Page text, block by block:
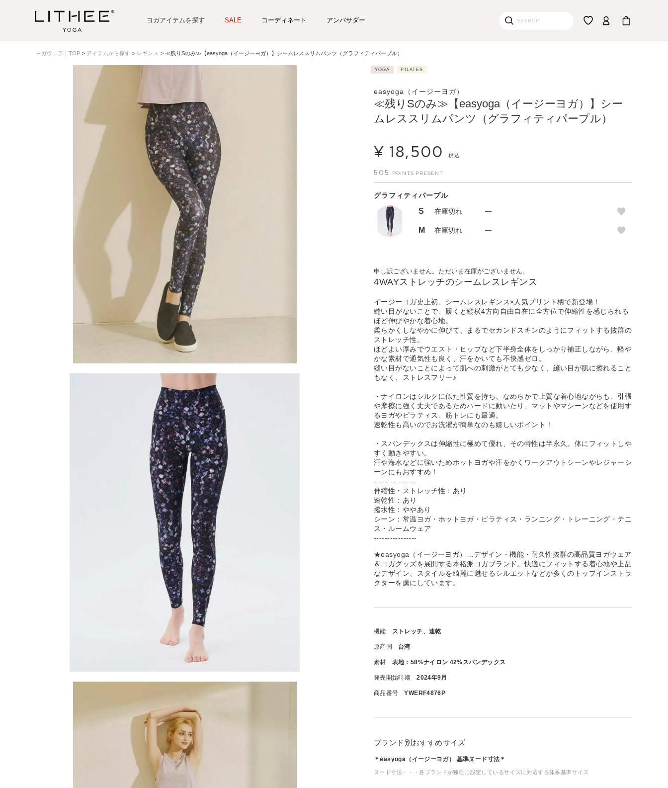
ヨガアイテムを探す SALE コーディネート アンバサダー
ヨガウェア｜TOP アイテムから探す レギンス ≪残りSのみ≫【easyoga（イージーヨガ）】シームレススリムパンツ（グラフィティパープル）
YOGA PILATES
easyoga（イージーヨガ）
≪残りSのみ≫【easyoga（イージーヨガ）】シー
ムレススリムパンツ（グラフィティパープル）
¥ 18,500 税込
505
グラフィティパープル
S 在庫切れ —
M 在庫切れ —
申し訳ございません。ただいま在庫がございません。
4WAYストレッチのシームレスレギンス
イージーヨガ史上初、シームレスレギンス×人気プリント柄で新登場！
縫い目がないことで、履くと縦横4方向自由自在に全方位で伸縮性を感じられる
ほど伸びやかな着心地。
柔らかくしなやかに伸びて、まるでセカンドスキンのようにフィットする抜群の
ストレッチ性。
ほどよい厚みでウエスト・ヒップなど下半身全体をしっかり補正しながら、軽や
かな素材で通気性も良く、汗をかいても不快感ゼロ。
縫い目がないことによって肌への刺激がとても少なく、縫い目が肌に擦れること
もなく、ストレスフリー♪
・ナイロンはシルクに似た性質を持ち、なめらかで上質な着心地ながらも、引張
や摩擦に強く丈夫であるためハードに動いたり、マットやマシーンなどを使用す
るヨガやピラティス、筋トレにも最適。
速乾性も高いのでお洗濯が簡単なのも嬉しいポイント！
・スパンデックスは伸縮性に極めて優れ、その特性は半永久。体にフィットしや
すく動きやすい。
汗や海水などに強いためホットヨガや汗をかくワークアウトシーンやレジャーシ
ーンにもおすすめ！
----------------
伸縮性・ストレッチ性：あり
速乾性：あり
撥水性：ややあり
シーン：常温ヨガ・ホットヨガ・ピラティス・ランニング・トレーニング・テニ
ス・ルームウェア
----------------
★easyoga（イージーヨガ）…デザイン・機能・耐久性抜群の高品質ヨガウェア
＆ヨガグッズを展開する本格派ヨガブランド。快適にフィットする着心地や上品
なデザイン、スタイルを綺麗に魅せるシルエットなどが多くのトップインストラ
クターを虜にしています。
機能 ストレッチ、速乾
原産国 台湾
素材 表地：58%ナイロン 42%スパンデックス
発売開始時期 2024年9月
商品番号 YWERF4876P
ブランド別おすすめサイズ
＊easyoga（イージーヨガ） 基準ヌード寸法＊
ヌード寸法・・・各ブランドが独自に設定しているサイズに対応する体系基準サイズ